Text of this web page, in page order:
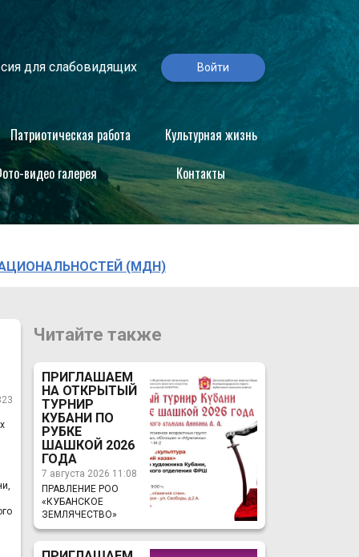
для слабовидящих Войти
Патриотическая работа
Культурная жизнь
видео галерея
Контакты
(МДН)
Читайте также
ПРИГЛАШАЕМ
НА ОТКРЫТЫЙ
ТУРНИР
КУБАНИ ПО
РУБКЕ
ШАШКОЙ 2026
ГОДА
7 августа 2026 11:08
ПРАВЛЕНИЕ РОО
«КУБАНСКОЕ
ЗЕМЛЯЧЕСТВО»